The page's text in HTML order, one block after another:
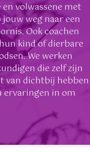
volwassene met
weg naar een
Ook coachen
kind of dierbare
We werken
die zelf zijn
van dichtbij hebben
ervaringen in om